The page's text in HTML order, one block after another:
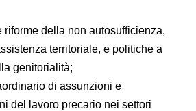
riforme della non autosufficienza,
territoriale, e politiche a
genitorialità;
di assunzioni e
del lavoro precario nei settori